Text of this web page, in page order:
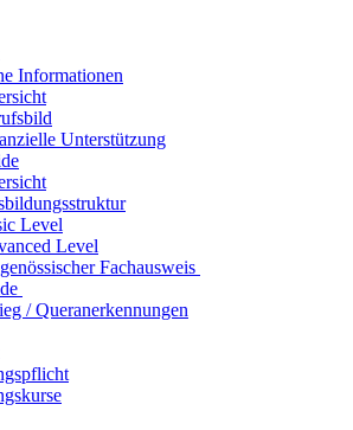
Informationen
Unterstützung
Level
Level
Fachausweis
/ Queranerkennungen